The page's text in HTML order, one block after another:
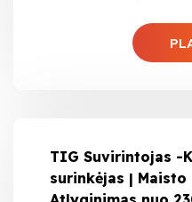
TIG Suvirintojas -
surinkėjas | Maisto